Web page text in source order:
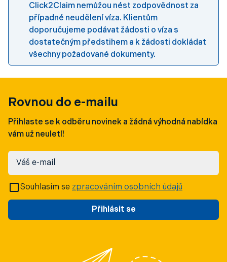
Click2Claim nemůžou nést zodpovědnost za
případné neudělení víza. Klientům
doporučujeme podávat žádosti o víza s
dostatečným předstihem a k žádosti dokládat
všechny požadované dokumenty.
Rovnou do e-mailu
Přihlaste se k odběru novinek a žádná výhodná nabídka
vám už neuletí!
Váš e-mail
Přihlásit se
Souhlasím se zpracováním osobních údajů